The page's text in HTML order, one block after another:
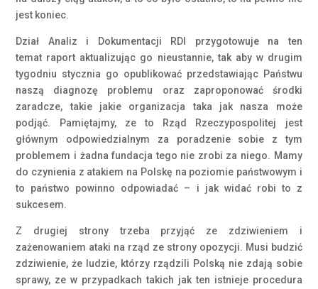
jest koniec.
Dział Analiz i Dokumentacji RDI przygotowuje na ten
temat raport aktualizując go nieustannie, tak aby w drugim
tygodniu stycznia go opublikować przedstawiając Państwu
naszą diagnozę problemu oraz zaproponować środki
zaradcze, takie jakie organizacja taka jak nasza może
podjąć. Pamiętajmy, ze to Rząd Rzeczypospolitej jest
głównym odpowiedzialnym za poradzenie sobie z tym
problemem i żadna fundacja tego nie zrobi za niego. Mamy
do czynienia z atakiem na Polskę na poziomie państwowym i
to państwo powinno odpowiadać – i jak widać robi to z
sukcesem.
Z drugiej strony trzeba przyjąć ze zdziwieniem i
zażenowaniem ataki na rząd ze strony opozycji. Musi budzić
zdziwienie, że ludzie, którzy rządzili Polską nie zdają sobie
sprawy, ze w przypadkach takich jak ten istnieje procedura